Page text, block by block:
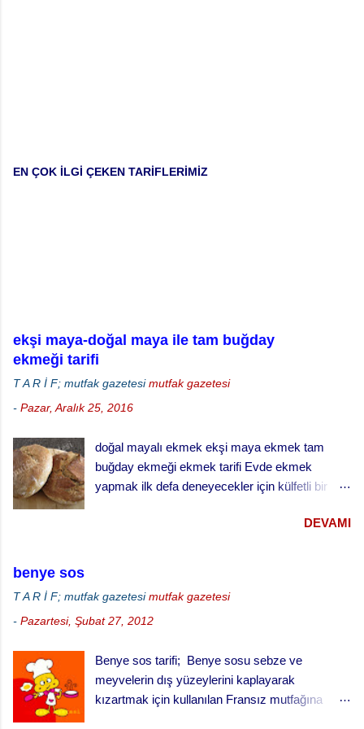
EN ÇOK İLGİ ÇEKEN TARİFLERİMİZ
ekşi maya-doğal maya ile tam buğday
ekmeği tarifi
T A R İ F; mutfak gazetesi mutfak gazetesi
- Pazar, Aralık 25, 2016
doğal mayalı ekmek ekşi maya ekmek tam
buğday ekmeği ekmek tarifi Evde ekmek
yapmak ilk defa deneyecekler için külfetli bir
ve aktif halde kalmasını sağlamak çok dikkat ve
çaba gerektiriyor. Hatta bizim evde ekşi maya
… besledin mi, gazını aldın mı gibi diyaloglar hiç
eksik olmuyor. Hatta uzun süreli gezilerde sırf
mayamız ölmesin canlı kalsın diye yanımızda
DEVAMI
benye sos
T A R İ F; mutfak gazetesi mutfak gazetesi
- Pazartesi, Şubat 27, 2012
Benye sos tarifi; Benye sosu sebze ve
meyvelerin dış yüzeylerini kaplayarak
kızartmak için kullanılan Fransız mutfağına